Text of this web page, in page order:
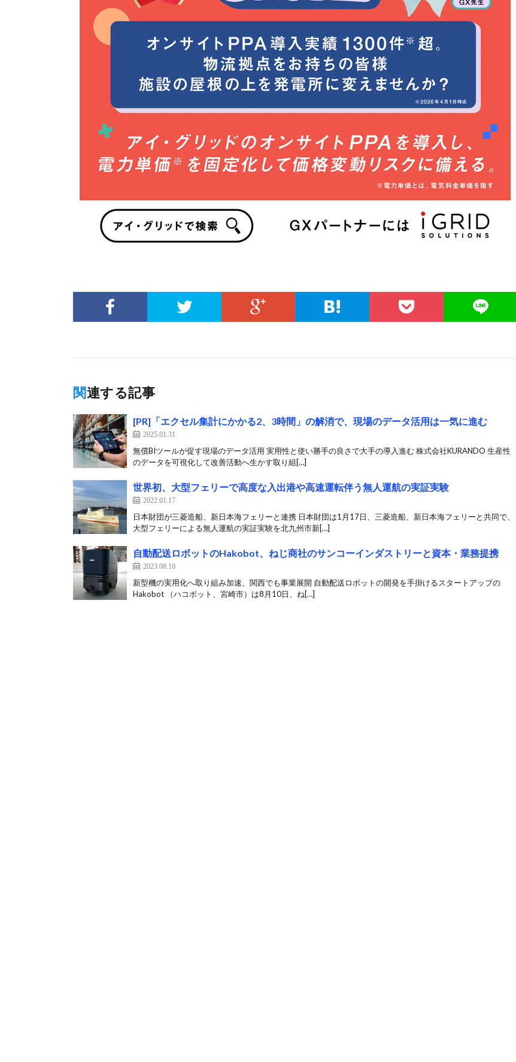
関連する記事
[PR]「エクセル集計にかかる2、3時間」の解消で、現場のデータ活用は一気に進む
2025.01.31
無償BIツールが促す現場のデータ活用 実用性と使い勝手の良さで大手の導入進む 株式会社KURANDO 生産性
のデータを可視化して改善活動へ生かす取り組[…]
世界初、大型フェリーで高度な入出港や高速運転伴う無人運航の実証実験
2022.01.17
日本財団が三菱造船、新日本海フェリーと連携 日本財団は1月17日、三菱造船、新日本海フェリーと共同で、
大型フェリーによる無人運航の実証実験を北九州市新[…]
自動配送ロボットのHakobot、ねじ商社のサンコーインダストリーと資本・業務提携
2023.08.10
新型機の実用化へ取り組み加速、関西でも事業展開 自動配送ロボットの開発を手掛けるスタートアップの
Hakobot （ハコボット、宮崎市）は8月10日、ね[…]